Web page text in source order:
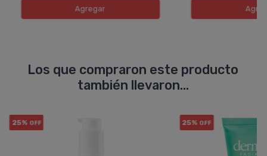
Agregar
Los que compraron este producto
también llevaron...
25% OFF 25% OFF